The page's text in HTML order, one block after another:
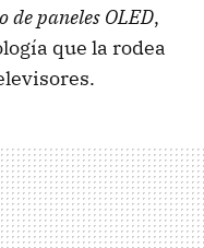
paneles OLED,
que la rodea